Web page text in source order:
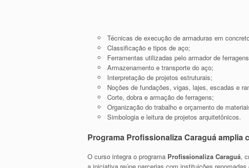
Técnicas de execução de armaduras em
Classificação e tipos de aço;
Ferramentas utilizadas pelo armador de
Armazenamento e transporte do aço;
Interpretação de projetos estruturais;
Noções de fundações, vigas, lajes, escadas e
Corte, dobra e armação de ferragens;
Organização do trabalho e orçamento de
Simbologia e leitura de projetos arquitetônicos.
Programa Profissionaliza Caraguá amplia
O curso integra o programa Profissionaliza Caraguá,